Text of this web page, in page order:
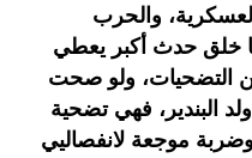
والحرب
خلق حدث أكبر يعطي
التضحيات، ولو صحت
البندير، فهي تضحية
موجعة لانفصاليي